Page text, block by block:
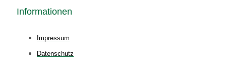
Informationen
Impressum
Datenschutz